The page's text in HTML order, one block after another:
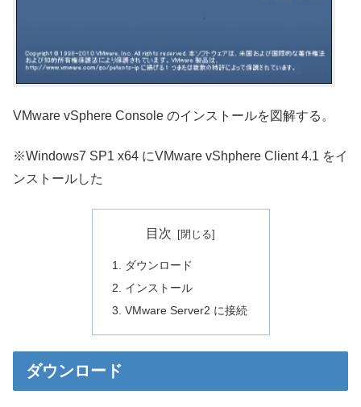
VMware vSphere Console のインストールを図解する。
※Windows7 SP1 x64 にVMware vShphere Client 4.1 をイ
ンストールした
目次
ダウンロード
インストール
VMware Server2 に接続
ダウンロード